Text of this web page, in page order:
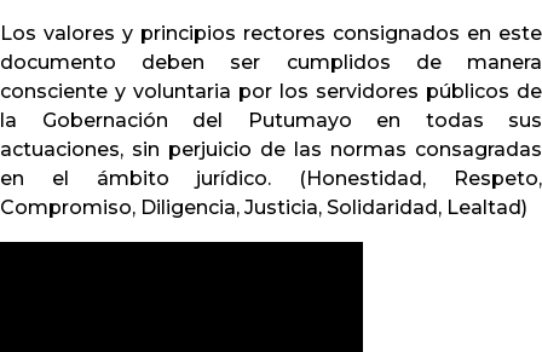
Los valores y principios rectores consignados en este
documento deben ser cumplidos de manera
consciente y voluntaria por los servidores públicos de
la Gobernación del Putumayo en todas sus
actuaciones, sin perjuicio de las normas consagradas
en el ámbito jurídico. (Honestidad, Respeto,
Compromiso, Diligencia, Justicia, Solidaridad, Lealtad)